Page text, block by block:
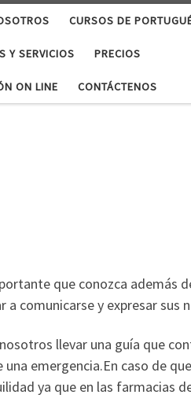
CURSOS DE
Y SERVICIOS PRECIOS
ON LINE CONTÁCTENOS
que conozca además
comunicarse y expresar sus
llevar una guía que
emergencia.En caso de
ya que en las farmacias